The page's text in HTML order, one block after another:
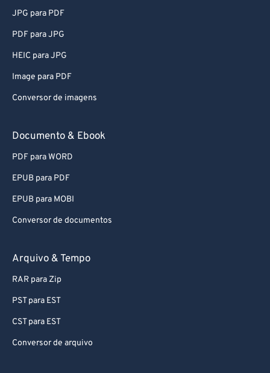
JPG para PDF
PDF para JPG
HEIC para JPG
Image para PDF
Conversor de imagens
Documento & Ebook
PDF para WORD
EPUB para PDF
EPUB para MOBI
Conversor de documentos
Arquivo & Tempo
RAR para Zip
PST para EST
CST para EST
Conversor de arquivo